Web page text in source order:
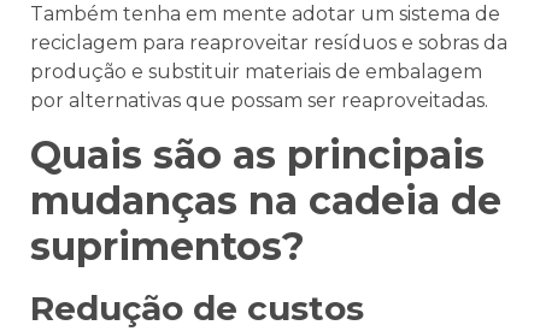
Também tenha em mente adotar um sistema de
reciclagem para reaproveitar resíduos e sobras da
produção e substituir materiais de embalagem
por alternativas que possam ser reaproveitadas.
Quais são as principais
mudanças na cadeia de
suprimentos?
Redução de custos